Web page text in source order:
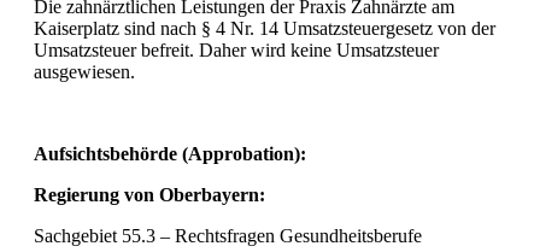
Die zahnärztlichen Leistungen der Praxis Zahnärzte am
Kaiserplatz sind nach § 4 Nr. 14 Umsatzsteuergesetz von der
Umsatzsteuer befreit. Daher wird keine Umsatzsteuer
ausgewiesen.
Aufsichtsbehörde (Approbation):
Regierung von Oberbayern:
Sachgebiet 55.3 – Rechtsfragen Gesundheitsberufe